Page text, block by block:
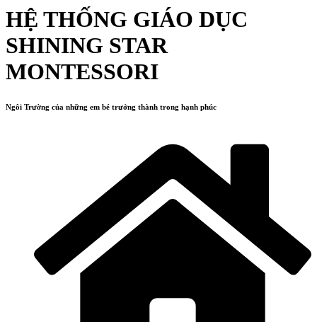
HỆ THỐNG GIÁO DỤC
SHINING STAR
MONTESSORI
Ngôi Trường của những em bé trưởng thành trong hạnh phúc